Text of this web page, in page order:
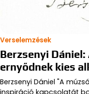
Verselemzések
Berzsenyi
ernyődnek kies
Berzsenyi Dániel "A
inspiráció kapcsolatát